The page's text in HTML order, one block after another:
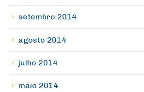
setembro 2014
agosto 2014
julho 2014
maio 2014